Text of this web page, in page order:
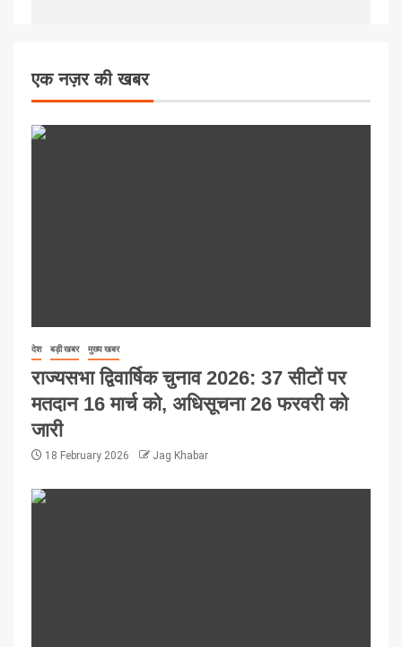
एक नज़र की खबर
देश बड़ी खबर मुख्य खबर
राज्यसभा द्विवार्षिक चुनाव 2026: 37 सीटों पर
मतदान 16 मार्च को, अधिसूचना 26 फरवरी को
जारी
18 February 2026 Jag Khabar